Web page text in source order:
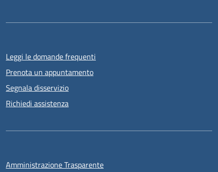
Leggi le domande frequenti
Prenota un appuntamento
Segnala disservizio
Richiedi assistenza
Amministrazione Trasparente